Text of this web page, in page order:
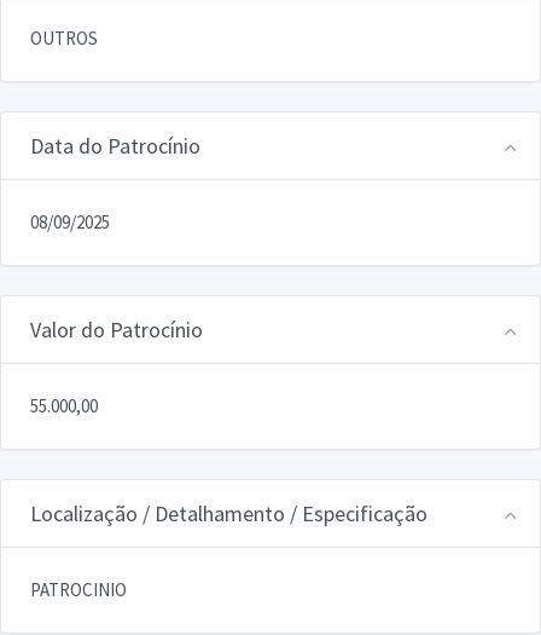
OUTROS
Data do Patrocínio
08/09/2025
Valor do Patrocínio
55.000,00
Localização / Detalhamento / Especificação
PATROCINIO